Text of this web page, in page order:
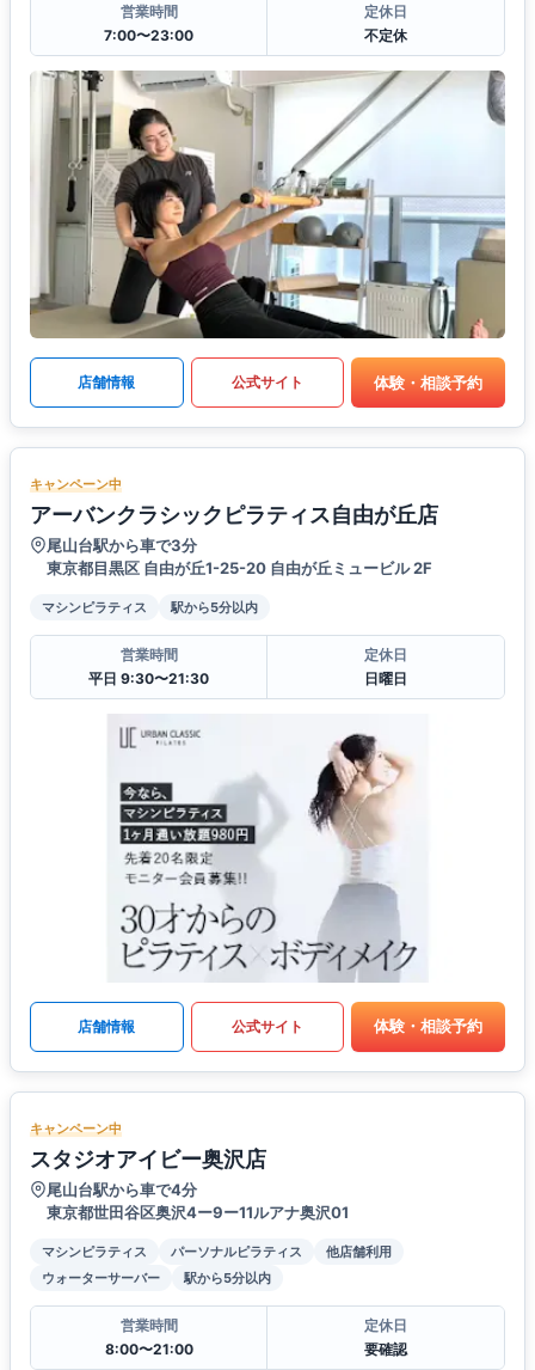
営業時間
7:00〜23:00
定休日
不定休
店舗情報 公式サイト 体験・相談予約
キャンペーン中
アーバンクラシックピラティス自由が丘店
尾山台駅から車で3分
東京都目黒区 自由が丘1-25-20 自由が丘ミュービル 2F
マシンピラティス 駅から5分以内
営業時間
平日 9:30〜21:30
定休日
日曜日
店舗情報 公式サイト 体験・相談予約
キャンペーン中
スタジオアイビー奥沢店
尾山台駅から車で4分
東京都世田谷区奥沢4ー9ー11ルアナ奥沢01
マシンピラティス パーソナルピラティス
他店舗利用
ウォーターサーバー
駅から5分以内
営業時間
8:00〜21:00
定休日
要確認